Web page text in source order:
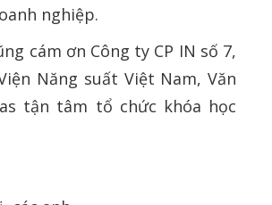
nghiệp.
cám ơn Công ty CP IN số 7,
Năng suất Việt Nam, Văn
tận tâm tổ chức khóa học